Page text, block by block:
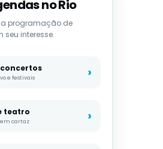
no Rio
programação de
seu interesse.
concertos
e festivais
teatro
em cartaz